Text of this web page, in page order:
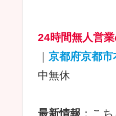
24時間無人営
｜ 京都府京都市
中無休
最新情報 ：こ